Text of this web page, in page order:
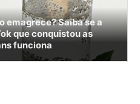
emagrece? Saiba se a
que conquistou as
funciona